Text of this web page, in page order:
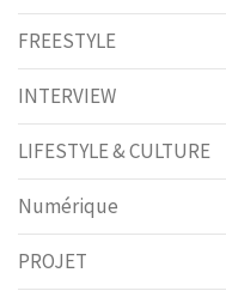
FREESTYLE
INTERVIEW
LIFESTYLE & CULTURE
Numérique
PROJET